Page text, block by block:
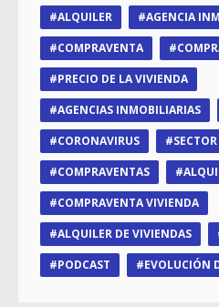
ALQUILER
AGENCIA
COMPRAVENTA
PRECIO DE LA VIVIENDA
AGENCIAS INMOBILIARIAS
CORONAVIRUS
COMPRAVENTAS
COMPRAVENTA VIVIENDA
ALQUILER DE VIVIENDAS
PODCAST
EVOLUCIÓN